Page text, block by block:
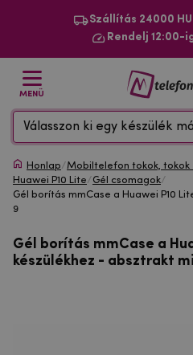
Szállítás 24000
Rendelj 12:00-
MENÜ
Válasszon ki egy készülék
Honlap/Mobiltelefon tokok, tokok
Huawei P10 Lite/Gél csomagok/
Gél borítás mmCase a Huawei P10
9
Gél borítás mmCase a
készülékhez - absztrakt